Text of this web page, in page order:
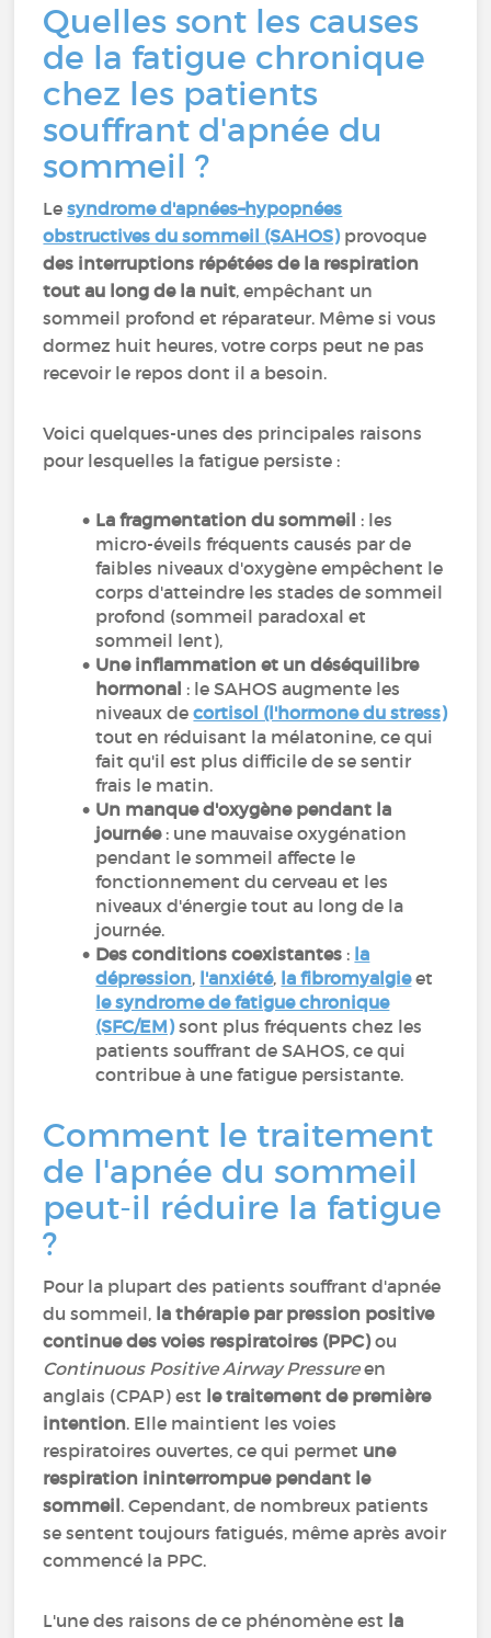
Quelles sont les causes
de la fatigue chronique
chez les patients
souffrant d'apnée du
sommeil ?
Lesyndrome d'apnées–hypopnées
obstructives du sommeil (SAHOS)provoque
des interruptions répétées de la respiration
tout au long de la nuit, empêchant un
sommeil profond et réparateur. Même si vous
dormez huit heures, votre corps peut ne pas
recevoir le repos dont il a besoin.
Voici quelques-unes des principales raisons
pour lesquelles la fatigue persiste :
La fragmentation du sommeil : les
micro-éveils fréquents causés par de
faibles niveaux d'oxygène empêchent le
corps d'atteindre les stades de sommeil
profond (sommeil paradoxal et
sommeil lent),
Une inflammation et un déséquilibre
hormonal : le SAHOS augmente les
niveaux decortisol (l'hormone du stress)
tout en réduisant la mélatonine, ce qui
fait qu'il est plus difficile de se sentir
frais le matin.
Un manque d'oxygène pendant la
journée: une mauvaise oxygénation
pendant le sommeil affecte le
fonctionnement du cerveau et les
niveaux d'énergie tout au long de la
journée.
Des conditions coexistantes : la
dépression, l'anxiété, la fibromyalgieet
le syndrome de fatigue chronique
(SFC/EM)sont plus fréquents chez les
patients souffrant de SAHOS, ce qui
contribue à une fatigue persistante.
Comment le traitement
de l'apnée du sommeil
peut-il réduire la fatigue
?
Pour la plupart des patients souffrant d'apnée
du sommeil, la thérapie par pression positive
continue des voies respiratoires (PPC)ou
Continuous Positive Airway Pressureen
anglais (CPAP) est le traitement de première
intention. Elle maintient les voies
respiratoires ouvertes, ce qui permet une
respiration ininterrompue pendant le
sommeil. Cependant, de nombreux patients
se sentent toujours fatigués, même après avoir
commencé la PPC.
L'une des raisons de ce phénomène est la